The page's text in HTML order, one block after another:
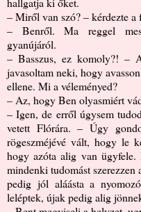
– Miről van szó? – kérdezte
– Benről. Ma reggel
gyanújáról.
– Basszus, ez komoly?! –
javasoltam neki, hogy
ellene. Mi a véleményed?
– Az, hogy Ben olyasmiért
– Igen, de erről úgysem
vetett Flórára. – Úgy
rögeszméjévé vált, hogy le
hogy azóta alig van
mindenki tudomást
pedig jól aláásta a
leléptek, újak pedig alig